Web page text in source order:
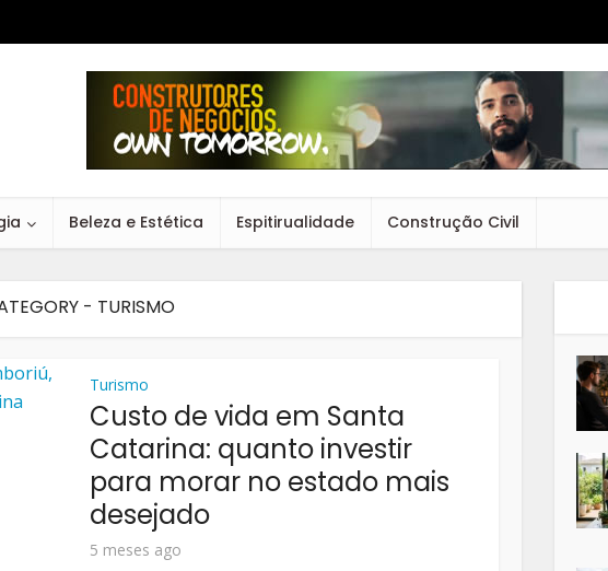
Beleza e Estética Espitirualidade Construção Civil
- TURISMO
Turismo
Custo de vida em Santa
Catarina: quanto investir
para morar no estado mais
desejado
5 meses ago